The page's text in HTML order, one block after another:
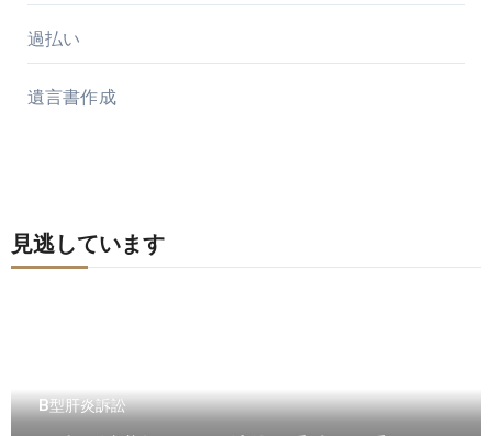
過払い
遺言書作成
見逃しています
B型肝炎訴訟